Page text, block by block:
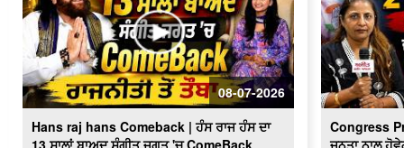
08-07-2026
Hans raj hans Comeback | ਹੰਸ ਰਾਜ ਹੰਸ ਦਾ
Congress